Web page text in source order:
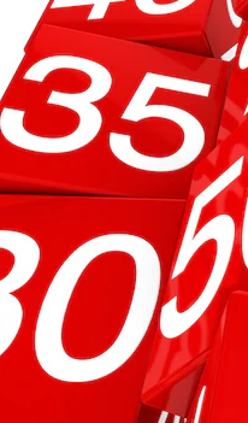
Português
Copyright © 2010- 2026 Freepik